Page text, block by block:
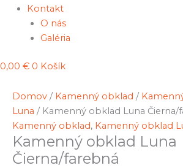
Kontakt
O nás
Galéria
0,00 € 0 Košík
Domov / Kamenný obklad /
Luna / Kamenný obklad Luna Čierna/
Kamenný obklad, Kamenný obklad
Kamenný obklad Luna
Čierna/farebná